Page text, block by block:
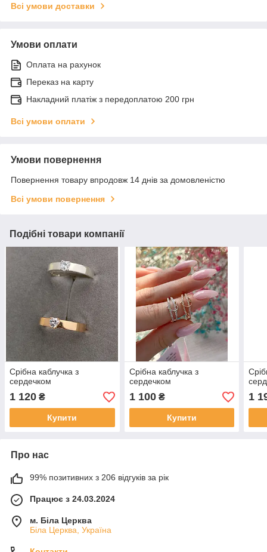
Всі умови доставки
Умови оплати
Оплата на рахунок
Переказ на карту
Накладний платіж з передоплатою 200 грн
Всі умови оплати
Умови повернення
Повернення товару впродовж 14 днів за домовленістю
Всі умови повернення
Подібні товари компанії
Срібна каблучка з
сердечком
1 120 ₴
Купити
Срібна каблучка з
сердечком
1 100₴
Купити
1
Про нас
99% позитивних з 206 відгуків за рік
Працює з 24.03.2024
м. Біла Церква
Біла Церква, Україна